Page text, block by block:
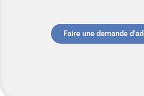
Faire une demande